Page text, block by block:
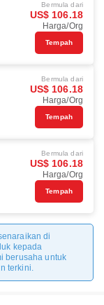
Bermula dari
US$ 106.18
Harga/Org
Tempah
Bermula dari
US$ 106.18
Harga/Org
Tempah
Bermula dari
US$ 106.18
Harga/Org
Tempah
di
kepada
berusaha untuk
terkini.